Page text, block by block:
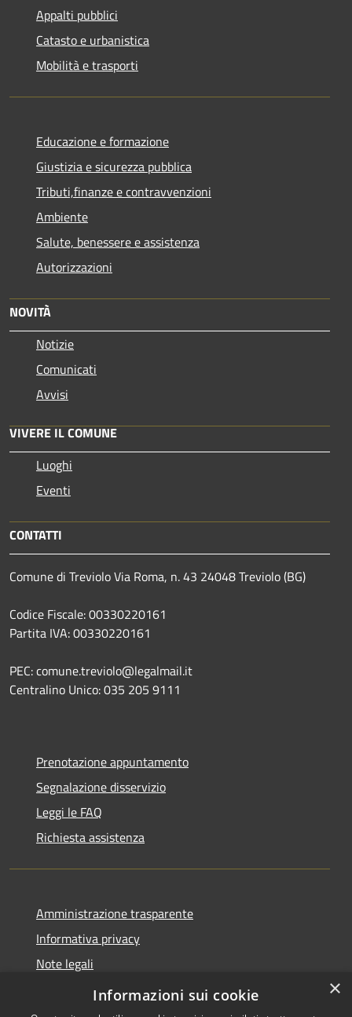
Appalti pubblici
Catasto e urbanistica
Mobilità e trasporti
Educazione e formazione
Giustizia e sicurezza pubblica
Tributi,finanze e contravvenzioni
Ambiente
Salute, benessere e assistenza
Autorizzazioni
NOVITÀ
Notizie
Comunicati
Avvisi
VIVERE IL COMUNE
Luoghi
Eventi
CONTATTI
Comune di Treviolo Via Roma, n. 43 24048 Treviolo (BG)
Codice Fiscale: 00330220161
Partita IVA: 00330220161
PEC: comune.treviolo@legalmail.it
Centralino Unico:035 205 9111
Prenotazione appuntamento
Segnalazione disservizio
Leggi le FAQ
Richiesta assistenza
Amministrazione trasparente
Informativa privacy
Note legali
Dichiarazione di accessibilità
×
Informazioni sui cookie